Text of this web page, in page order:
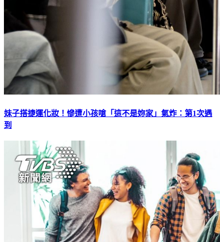
妹子搭捷運化妝！慘遭小孩嗆「這不是妳家」氣炸：第1次遇
到